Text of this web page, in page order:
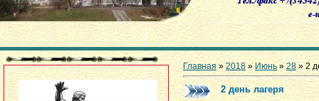
Главная »2018 » Июнь » 28 » 2
2 день лагеря